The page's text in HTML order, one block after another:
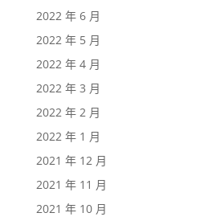
2022 年 6 月
2022 年 5 月
2022 年 4 月
2022 年 3 月
2022 年 2 月
2022 年 1 月
2021 年 12 月
2021 年 11 月
2021 年 10 月